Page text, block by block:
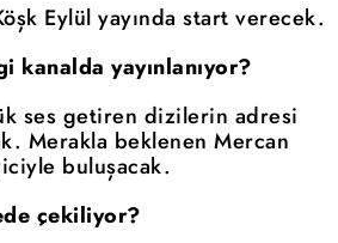
Eylül yayında start verecek.
kanalda yayınlanıyor?
ses getiren dizilerin adresi
Merakla beklenen Mercan
buluşacak.
çekiliyor?